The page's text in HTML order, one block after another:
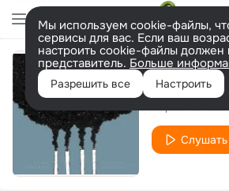
Мы используем cookie-файлы,
сервисы для вас. Если ваш
настроить cookie-файлы должен
представитель. Больше
Разрешить все Настроить
Времена
Слушать